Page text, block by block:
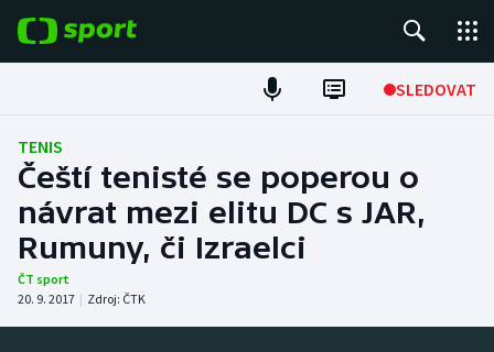
SLEDOVAT
Fotbal
Hokej
Tenis
Atletika
TENIS
Čeští tenisté se poperou o
návrat mezi elitu DC s JAR,
Rumuny, či Izraelci
ČT sport
20. 9. 2017 | Zdroj: ČTK